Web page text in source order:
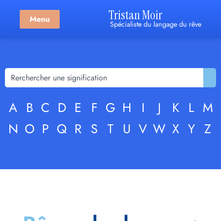
Menu Tristan Moir
Spécialiste du langage du rêve
A B C D E F G H I J K L M
N O P Q R S T U V W X Y Z